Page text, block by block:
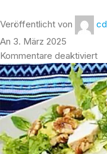
Veröffentlicht von
An 3. März 2025
Kommentare deaktiviert